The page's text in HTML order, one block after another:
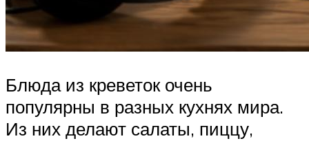
Блюда из креветок очень
популярны в разных кухнях мира.
Из них делают салаты, пиццу,